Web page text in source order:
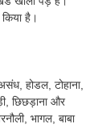
है।
होडल, टोहाना,
छिछड़ाना और
भागल, बाबा